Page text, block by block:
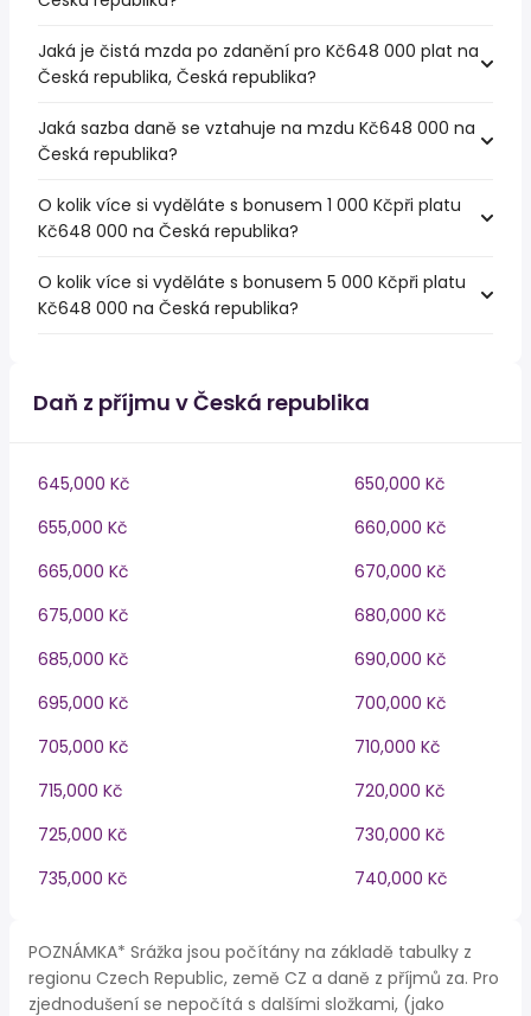
Jaká je čistá mzda po zdanění pro Kč648 000 plat na
Česká republika, Česká republika?
Jaká sazba daně se vztahuje na mzdu Kč648 000 na
Česká republika?
O kolik více si vyděláte s bonusem 1 000 Kčpři platu
Kč648 000 na Česká republika?
O kolik více si vyděláte s bonusem 5 000 Kčpři platu
Kč648 000 na Česká republika?
Daň z příjmu v Česká republika
645,000 Kč
650,000 Kč
655,000 Kč
660,000 Kč
665,000 Kč
670,000 Kč
675,000 Kč
680,000 Kč
685,000 Kč
690,000 Kč
695,000 Kč
700,000 Kč
705,000 Kč
710,000 Kč
715,000 Kč
720,000 Kč
725,000 Kč
730,000 Kč
735,000 Kč
740,000 Kč
POZNÁMKA* Srážka jsou počítány na základě tabulky z
regionu Czech Republic, země CZ a daně z příjmů za. Pro
zjednodušení se nepočítá s dalšími složkami, (jako